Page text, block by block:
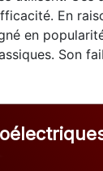
En
en
Son